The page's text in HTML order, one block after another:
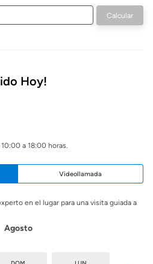
Hoy!
a 18:00 horas.
Videollamada
en el lugar para una visita guiada a
Agosto